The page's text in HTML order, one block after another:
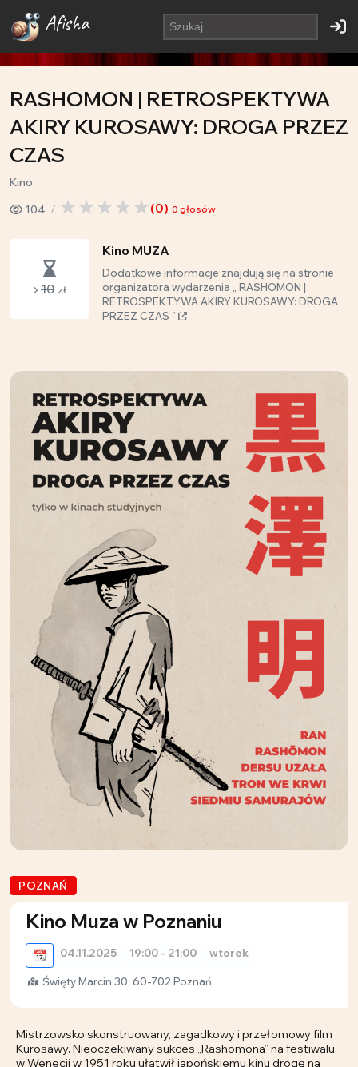
Afisha
RASHOMON | RETROSPEKTYWA
AKIRY KUROSAWY: DROGA PRZEZ
CZAS
Kino
104
(0) 0 głosów
10 zł
Kino MUZA
Dodatkowe informacje znajdują się na stronie
organizatora wydarzenia „ RASHOMON |
RETROSPEKTYWA AKIRY KUROSAWY: DROGA
PRZEZ CZAS ”
POZNAŃ
Kino Muza w Poznaniu
📆 04.11.2025 19:00 - 21:00 wtorek
Święty Marcin 30, 60-702 Poznań
Mistrzowsko skonstruowany, zagadkowy i przełomowy film
Kurosawy. Nieoczekiwany sukces „Rashomona” na festiwalu
w Wenecji w 1951 roku ułatwił japońskiemu kinu drogę na